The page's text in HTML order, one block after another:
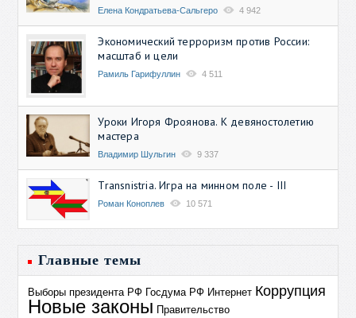
Елена Кондратьева-Сальгеро 4 942
Экономический терроризм против России:
масштаб и цели
Рамиль Гарифуллин 4 511
Уроки Игоря Фроянова. К девяностолетию
мастера
Владимир Шульгин 9 337
Transnistria. Игра на минном поле - III
Роман Коноплев 10 571
Главные темы
Выборы президента РФ Госдума РФ Интернет Коррупция
Новые законы Правительство